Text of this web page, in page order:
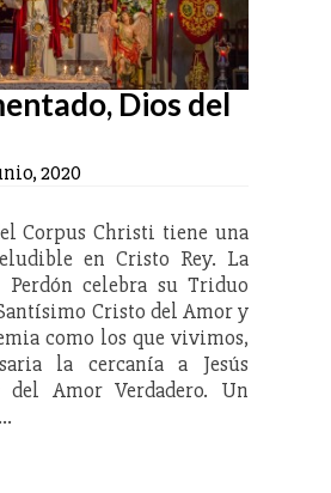
Dios del
2020
Corpus Christi tiene una
en Cristo Rey. La
Perdón celebra su Triduo
Cristo del Amor y
como los que vivimos,
la cercanía a Jesús
del Amor Verdadero. Un